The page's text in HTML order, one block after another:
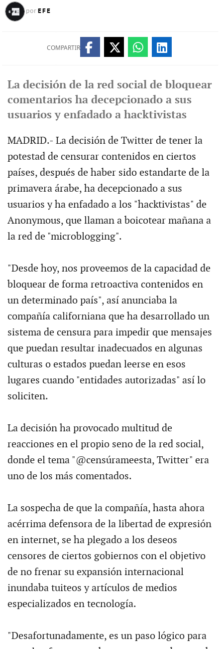
por EFE
COMPARTIR
La decisión de la red social de bloquear
comentarios ha decepcionado a sus
usuarios y enfadado a hacktivistas
MADRID.- La decisión de Twitter de tener la
potestad de censurar contenidos en ciertos
países, después de haber sido estandarte de la
primavera árabe, ha decepcionado a sus
usuarios y ha enfadado a los "hacktivistas" de
Anonymous, que llaman a boicotear mañana a
la red de "microblogging".
"Desde hoy, nos proveemos de la capacidad de
bloquear de forma retroactiva contenidos en
un determinado país", así anunciaba la
compañía californiana que ha desarrollado un
sistema de censura para impedir que mensajes
que puedan resultar inadecuados en algunas
culturas o estados puedan leerse en esos
lugares cuando "entidades autorizadas" así lo
soliciten.
La decisión ha provocado multitud de
reacciones en el propio seno de la red social,
donde el tema "@censúrameesta, Twitter" era
uno de los más comentados.
La sospecha de que la compañía, hasta ahora
acérrima defensora de la libertad de expresión
en internet, se ha plegado a los deseos
censores de ciertos gobiernos con el objetivo
de no frenar su expansión internacional
inundaba tuiteos y artículos de medios
especializados en tecnología.
"Desafortunadamente, es un paso lógico para